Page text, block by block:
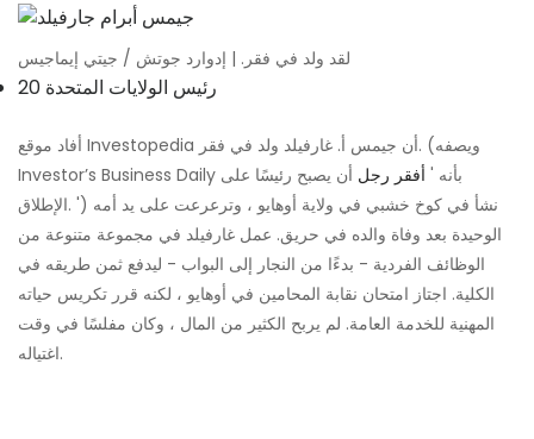
لقد ولد في فقر. | إدوارد جوتش / جيتي إيماجيس
20 رئيس الولايات المتحدة
أفاد موقع Investopedia أن جيمس أ. غارفيلد ولد في فقر. (ويصفه
Investor’s Business Daily بأنه ' أفقر رجل أن يصبح رئيسًا على
الإطلاق. ') نشأ في كوخ خشبي في ولاية أوهايو ، وترعرعت على يد أمه
الوحيدة بعد وفاة والده في حريق. عمل غارفيلد في مجموعة متنوعة من
الوظائف الفردية - بدءًا من النجار إلى البواب - ليدفع ثمن طريقه في
الكلية. اجتاز امتحان نقابة المحامين في أوهايو ، لكنه قرر تكريس حياته
المهنية للخدمة العامة. لم يربح الكثير من المال ، وكان مفلسًا في وقت
اغتياله.